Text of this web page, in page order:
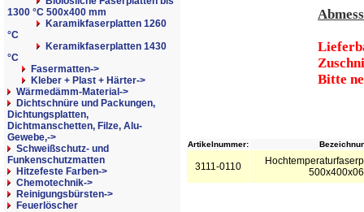
1300 °C 500x400 mm
Karamikfaserplatten 1260
°C
Keramikfaserplatten 1430
°C
Fasermatten->
Kleber + Plast + Härter->
Wärmedämm-Material->
Dichtschnüre und Packungen,
Dichtungsplatten,
Dichtmanschetten, Filze, Alu-
Gewebe,->
Schweißschutz- und
Funkenschutzmatten
Hitzefeste Farben->
Chemotechnik->
Reinigungsbürsten->
Feuerlöscher
Bitte
Artikelnummer:
3111-0110